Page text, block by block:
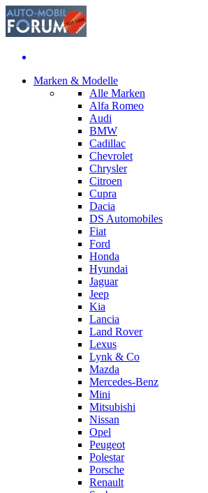
Marken & Modelle
Alle Marken
Alfa Romeo
Audi
BMW
Cadillac
Chevrolet
Chrysler
Citroen
Cupra
Dacia
DS Automobiles
Fiat
Ford
Honda
Hyundai
Jaguar
Jeep
Kia
Lancia
Land Rover
Lexus
Lynk & Co
Mazda
Mercedes-Benz
Mini
Mitsubishi
Nissan
Opel
Peugeot
Polestar
Porsche
Renault